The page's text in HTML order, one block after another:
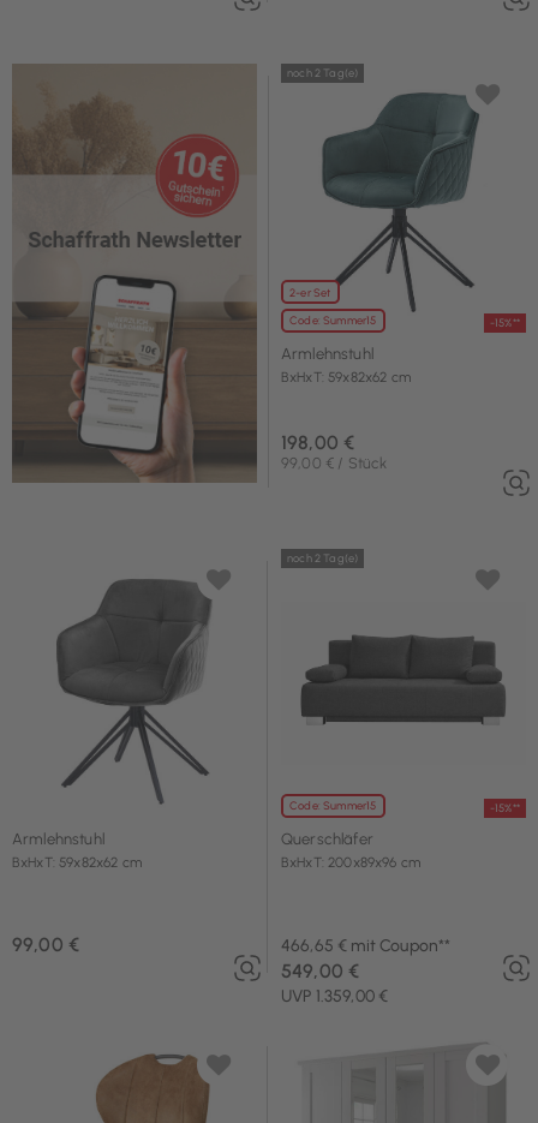
2-er Set
Code: Summer15 -15%**
noch 2 Tag(e)
Armlehnstuhl
BxHxT: 59x82x62 cm
198,00 €
99,00 € / Stück
Armlehnstuhl
BxHxT: 59x82x62 cm
99,00 €
Code: Summer15 -15%**
noch 2 Tag(e)
Querschläfer
BxHxT: 200x89x96 cm
466,65 € mit Coupon**
UVP 1.359,00 €
549,00 €